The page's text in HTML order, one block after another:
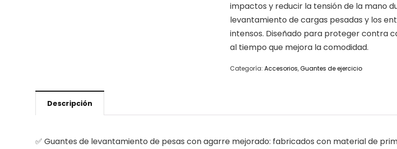
impactos y reducir la tensión de la mano
levantamiento de cargas pesadas y los
intensos. Diseñado para proteger contra
al tiempo que mejora la comodidad.
Categoría: Accesorios,Guantes de ejercicio
Descripción
✅ Guantes de levantamiento de pesas con agarre mejorado: fabricados con material de